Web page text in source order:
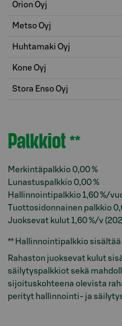
Orion Oyj
Metso Oyj
Huhtamaki Oyj
Kone Oyj
Stora Enso Oyj
Osio otsikolla Palkkiot
Palkkiot**
Merkintäpalkkio 0,00 %
Lunastuspalkkio 0,00 %
Hallinnointipalkkio 1,60 %/
Tuottosidonnainen palkkio
Juoksevat kulut 1,60 %/v
** Hallinnointipalkkio
Rahaston juoksevat kulut
säilytyspalkkiot sekä
sijoituskohteena olevista
perityt hallinnointi- ja